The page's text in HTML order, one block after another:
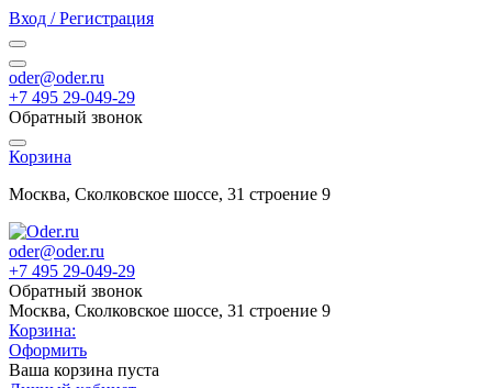
Вход / Регистрация
oder@oder.ru
+7 495 29-049-29
Обратный звонок
Корзина
Москва, Сколковское шоссе, 31 строение 9
oder@oder.ru
+7 495 29-049-29
Обратный звонок
Москва, Сколковское шоссе, 31 строение 9
Корзина:
Оформить
Ваша корзина пуста